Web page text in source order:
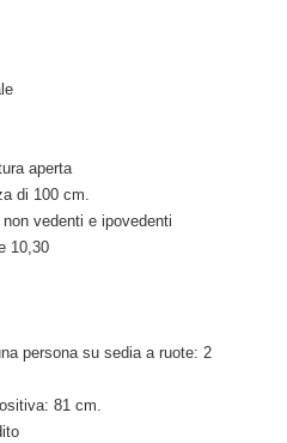
aperta
di 100 cm.
vedenti e ipovedenti
10,30
persona su sedia a ruote: 2
81 cm.